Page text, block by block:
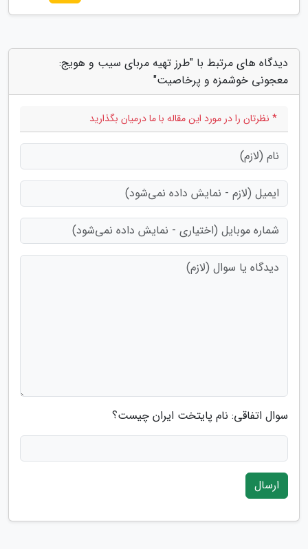
دیدگاه های مرتبط با "طرز تهیه مربای سیب و هویج:
معجونی خوشمزه و پرخاصیت"
* نظرتان را در مورد این مقاله با ما درمیان بگذارید
سوال اتفاقی: نام پایتخت ایران چیست؟
ارسال